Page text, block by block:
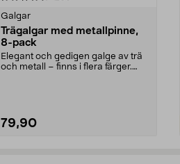
Galgar
Trägalgar med metallpinne,
8-pack
Elegant och gedigen galge av trä
och metall – finns i flera färger.
79,90